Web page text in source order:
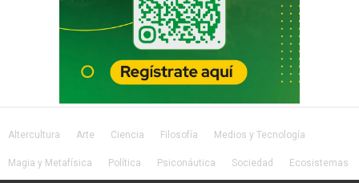
Altercultura Arte Ciencia Filosofía Medios y Tecnología
Magia y Metafísica Política Psiconáutica Sociedad Ecosistemas